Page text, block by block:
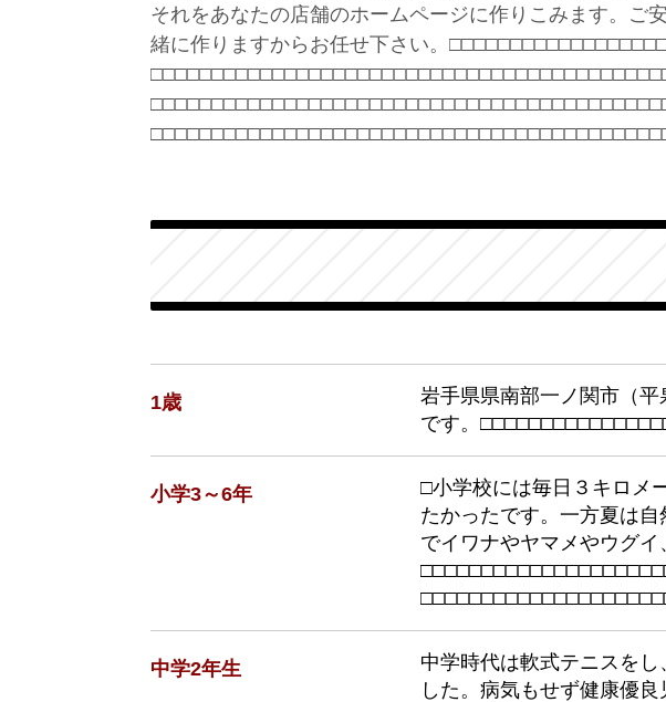
それをあなたの店舗のホームページに作りこみます。ご
緒に作りますからお任せ下さい。
□□□□□□□□□□□□□□□□□□□□□□□□□□□□□□□□□□□□□□□□□□
□□□□□□□□□□□□□□□□□□□□□□□□□□□□□□□□□□□□□□□□□□
1歳
岩手県県南部一ノ関市（
です。□□□□□□□□□□□□□□□
小学3～6年
□小学校には毎日３キロメ
たかったです。一方夏は
でイワナやヤマメやウグ
□□□□□□□□□□□□□□□□□□□□
□□□□□□□□□□□□□□□□□□□□
中学2年生
中学時代は軟式テニスを
した。病気もせず健康優